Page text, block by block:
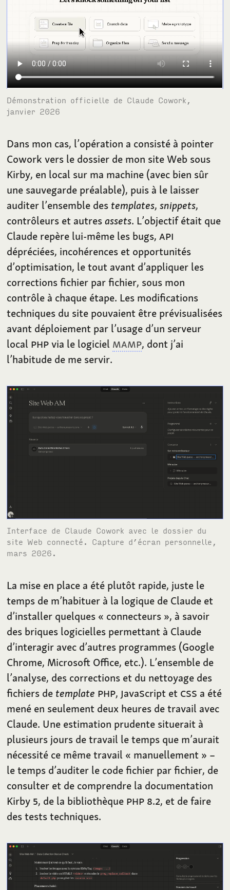
Démonstration officielle de Claude Cowork,
janvier 2026
Dans mon cas, l’opération a consisté à pointer
Cowork vers le dossier de mon site Web sous
Kirby, en local sur ma machine (avec bien sûr
une sauvegarde préalable), puis à le laisser
auditer l’ensemble des templates,snippets,
contrôleurs et autresassets. L’objectif était que
Claude repère lui-même les bugs,API
dépréciées, incohérences et opportunités
d’optimisation, le tout avant d’appliquer les
corrections fichier par fichier, sous mon
contrôle à chaque étape. Les modifications
techniques du site pouvaient être prévisualisées
avant déploiement par l’usage d’un serveur
local PHPvia le logiciel MAMP, dont j’ai
l’habitude de me servir.
Interface de Claude Cowork avec le dossier du
site Web connecté. Capture d’écran personnelle,
mars 2026.
La mise en place a été plutôt rapide, juste le
temps de m’habituer à la logique de Claude et
d’installer quelques « connecteurs », à savoir
des briques logicielles permettant à Claude
d’interagir avec d’autres programmes (Google
Chrome, Microsoft Office, etc.). L’ensemble de
l’analyse, des corrections et du nettoyage des
fichiers de template PHP, JavaScript et CSS a été
mené en seulement deux heures de travail avec
Claude. Une estimation prudente situerait à
plusieurs jours de travail le temps que m’aurait
nécessité ce même travail « manuellement » –
le temps d’auditer le code fichier par fichier, de
consulter et de comprendre la documentation
Kirby 5, de la bibliothèque PHP 8.2, et de faire
des tests techniques.